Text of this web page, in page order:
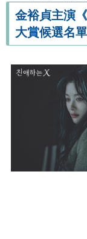
金裕貞主演
大賞候選名